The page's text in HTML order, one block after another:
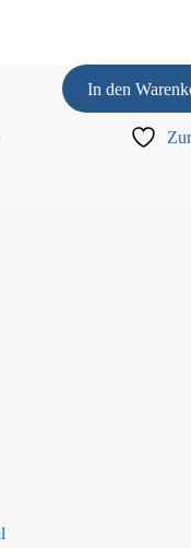
In den